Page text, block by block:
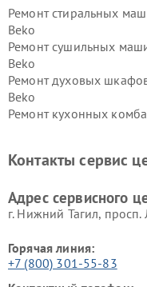
Ремонт стиральных
Beko
Ремонт сушильных
Beko
Ремонт духовых
Beko
Ремонт кухонных
Ремонт холодильников
Контакты сервис
Адрес сервисного
г. Нижний Тагил, просп.
Горячая линия:
+7 (800) 301-55-83